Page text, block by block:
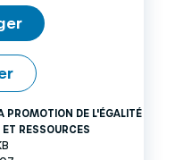
PROMOTION DE L'ÉGALITÉ
RESSOURCES